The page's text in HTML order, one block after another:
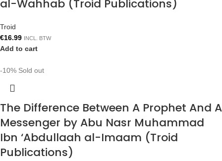
al-Wahhab (Troid Publications)
Troid
€16.99 INCL. BTW
Add to cart
-10% Sold out
The Difference Between A Prophet And A
Messenger by Abu Nasr Muhammad
Ibn ‘Abdullaah al-Imaam (Troid
Publications)